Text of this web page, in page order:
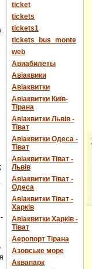
ticket
tickets
tickets1
tickets_bus_monte
web
Авиабилеты
Авіаквики
Авіаквитки
Авіаквитки Київ-
Тірана
Авіаквитки Львів -
Тіват
Авіаквитки Одеса -
Тіват
Авіаквитки Тіват -
Львів
Авіаквитки Тіват -
Одеса
Авіаквитки Тіват -
Харків
Авіаквитки Харків -
Тіват
Аеропорт Тірана
Азовське море
Аквапарк